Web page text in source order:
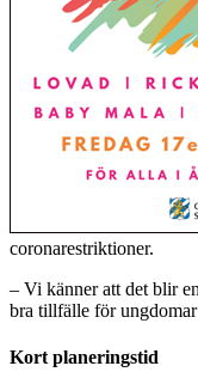
coronarestriktioner.
– Vi känner att det blir
bra tillfälle för
Kort planeringstid